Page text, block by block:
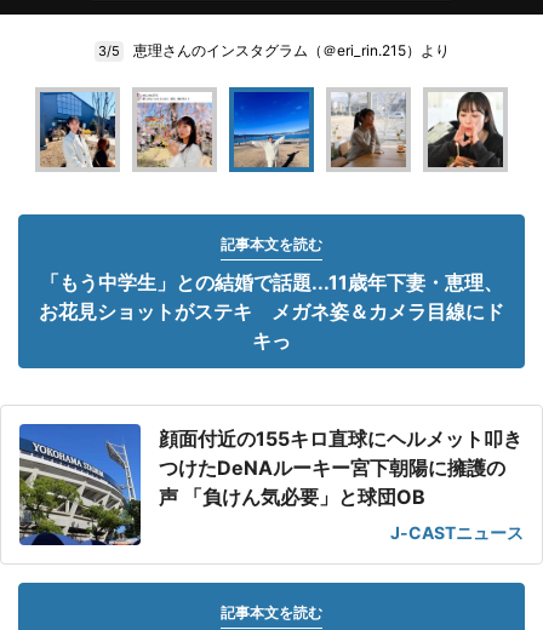
3/5 恵理さんのインスタグラム（＠eri_rin.215）より
記事本文を読む
「もう中学生」との結婚で話題...11歳年下妻・恵理、
お花見ショットがステキ メガネ姿＆カメラ目線にド
キっ
顔面付近の155キロ直球にヘルメット叩き
つけたDeNAルーキー宮下朝陽に擁護の
声 「負けん気必要」と球団OB
J-CASTニュース
記事本文を読む